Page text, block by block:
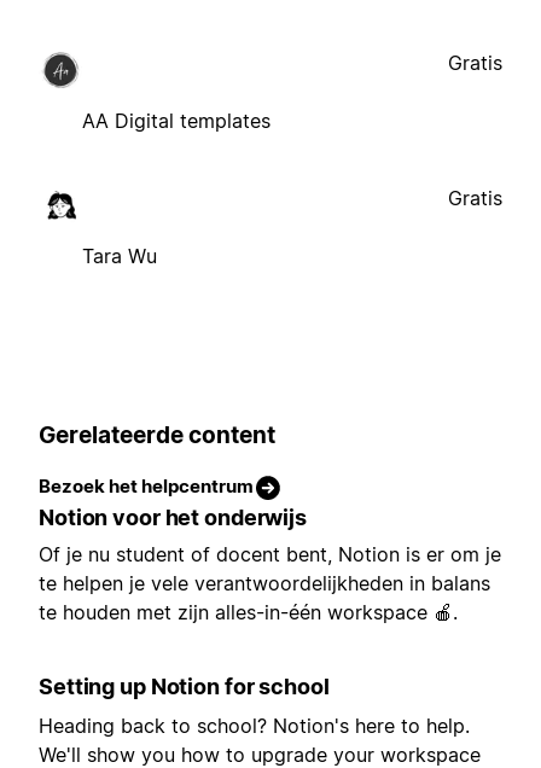
AA Digital templates
Gratis
Tara Wu
Gratis
Gerelateerde content
Bezoek het helpcentrum
Notion voor het onderwijs
Of je nu student of docent bent, Notion is er om je
te helpen je vele verantwoordelijkheden in balans
te houden met zijn alles-in-één workspace 🍎.
Setting up Notion for school
Heading back to school? Notion's here to help.
We'll show you how to upgrade your workspace